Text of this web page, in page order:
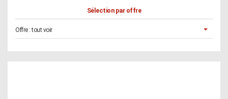
Sélection par offre
Offre :tout voir